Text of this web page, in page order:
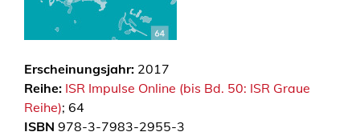
Erscheinungsjahr: 2017
Reihe: ISR Impulse Online (bis Bd. 50: ISR Graue
Reihe); 64
ISBN 978-3-7983-2955-3